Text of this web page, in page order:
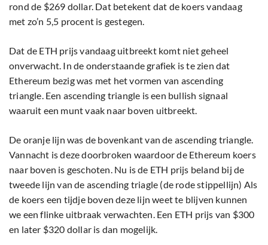
rond de $269 dollar. Dat betekent dat de koers vandaag
met zo’n 5,5 procent is gestegen.
Dat de ETH prijs vandaag uitbreekt komt niet geheel
onverwacht. In de onderstaande grafiek is te zien dat
Ethereum bezig was met het vormen van ascending
triangle. Een ascending triangle is een bullish signaal
waaruit een munt vaak naar boven uitbreekt.
De oranje lijn was de bovenkant van de ascending triangle.
Vannacht is deze doorbroken waardoor de Ethereum koers
naar boven is geschoten. Nu is de ETH prijs beland bij de
tweede lijn van de ascending triagle (de rode stippellijn) Als
de koers een tijdje boven deze lijn weet te blijven kunnen
we een flinke uitbraak verwachten. Een ETH prijs van $300
en later $320 dollar is dan mogelijk.